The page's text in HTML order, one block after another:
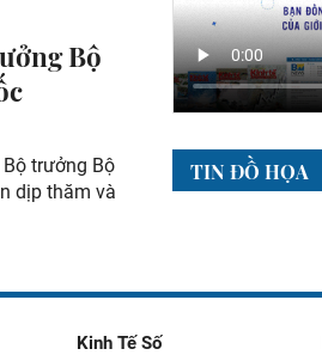
Bộ
trưởng Bộ
dịp thăm và
TIN ĐỒ HỌA
Kinh Tế Số